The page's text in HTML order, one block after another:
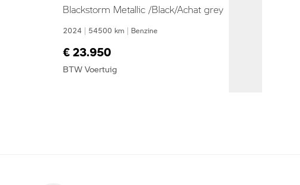
Blackstorm Metallic /Black/Achat grey
2024 | 54500 km | Benzine
€ 23.950
BTW Voertuig